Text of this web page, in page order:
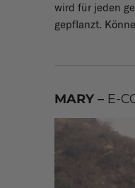
wird für jeden
gepflanzt.
MARY – E-